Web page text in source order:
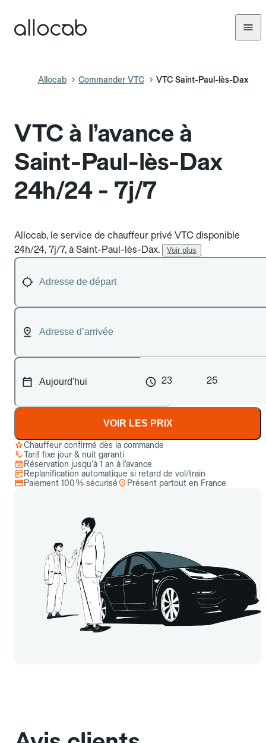
Allocab Commander VTC VTC Saint-Paul-lès-Dax
VTC à l’avance à
Saint-Paul-lès-Dax
24h/24 - 7j/7
Allocab, le service de chauffeur privé VTC disponible
24h/24, 7j/7, à Saint-Paul-lès-Dax.
Voir plus
23 25
VOIR LES PRIX
Chauffeur confirmé dès la commande
Tarif fixe jour & nuit garanti
Réservation jusqu’à 1 an à l’avance
Replanification automatique si retard de vol/train
Paiement 100 % sécurisé
Présent partout en France